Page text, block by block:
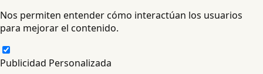
Nos permiten entender cómo interactúan los usuarios
para mejorar el contenido.
Publicidad Personalizada